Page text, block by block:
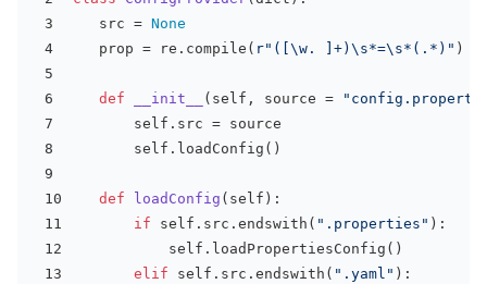
   src =
None
   prop = re.
compile ( r"([\w. ]+)\s*=\s*(.*)" )
def __init__ ( self, source =
       self.src = source
       self.loadConfig()
def loadConfig ( self ):
if self.src.endswith( ".properties" ):
           self.loadPropertiesConfig()
elif self.src.endswith( ".yaml" ):